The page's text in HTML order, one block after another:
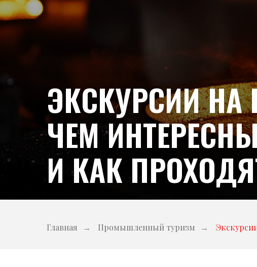
ЭКСКУРСИИ НА
ЧЕМ
И КАК
Главная → Промышленный туризм →